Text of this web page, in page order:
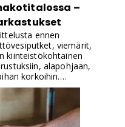
–
ennen
viemärit,
kiinteistökohtainen
alapohjaan,
korkoihin.
rakenteiden sisään,
ja viemärilaitteisto
se on turvallinen, tiivis,
osalta havaittava.